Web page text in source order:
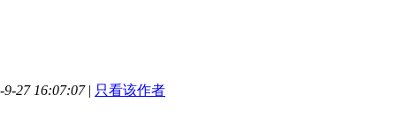
27 16:07:07 | 只看该作者